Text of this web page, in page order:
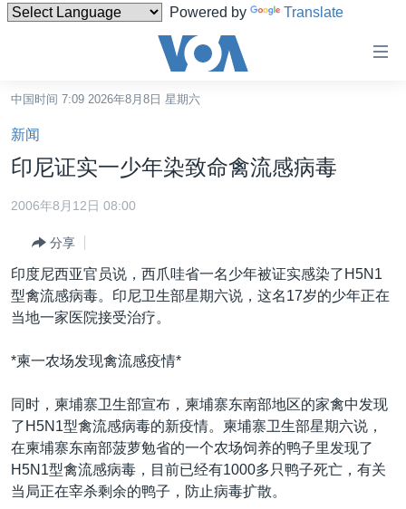
Powered by Translate
碍
链
接
跳
转
容
跳
导
跳
转
检
港澳
国际
最新国际新闻
欧洲
非洲
美洲
分类新闻
科教·文娱·体健
军事
劳工
白宫要闻
国会报道
美中关系
VOA视频
VOA今日焦点
中文广播
中国时间 7:09 2026年8月8日 星期六
新闻
印尼证实一少年染致命禽流感病毒
2006年8月12日 08:00
分享
印度尼西亚官员说，西爪哇省一名少年被证实感染了H5N1
型禽流感病毒。印尼卫生部星期六说，这名17岁的少年正在
当地一家医院接受治疗。
*柬一农场发现禽流感疫情*
同时，柬埔寨卫生部宣布，柬埔寨东南部地区的家禽中发现
了H5N1型禽流感病毒的新疫情。柬埔寨卫生部星期六说，
在柬埔寨东南部菠萝勉省的一个农场饲养的鸭子里发现了
H5N1型禽流感病毒，目前已经有1000多只鸭子死亡，有关
当局正在宰杀剩余的鸭子，防止病毒扩散。